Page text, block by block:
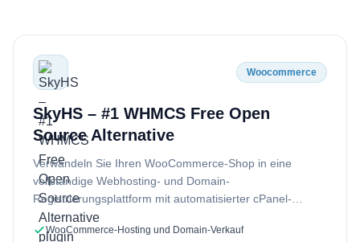
Woocommerce
SkyHS – #1 WHMCS Free Open
Source Alternative
Verwandeln Sie Ihren WooCommerce-Shop in eine
vollständige Webhosting- und Domain-
Registrierungsplattform mit automatisierter cPanel-
Bereitstellung, Domain-Verwaltung, wiederkehrender
Abrechnung und …
WooCommerce-Hosting und Domain-Verkauf